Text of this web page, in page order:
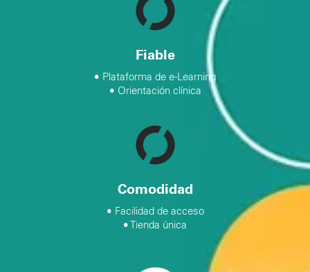
Fiable
• Plataforma de e-Learning
• Orientación clínica
Comodidad
• Facilidad de acceso
• Tienda única